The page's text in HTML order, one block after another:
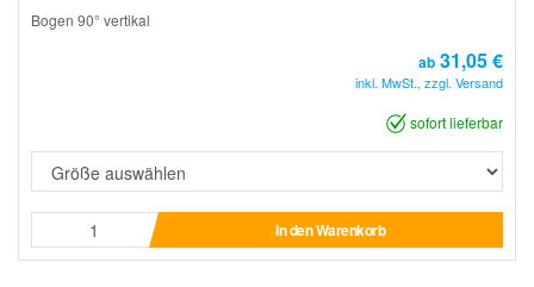
Bogen 90° vertikal
ab 31,05 €
inkl. MwSt., zzgl. Versand
sofort lieferbar
In den Warenkorb